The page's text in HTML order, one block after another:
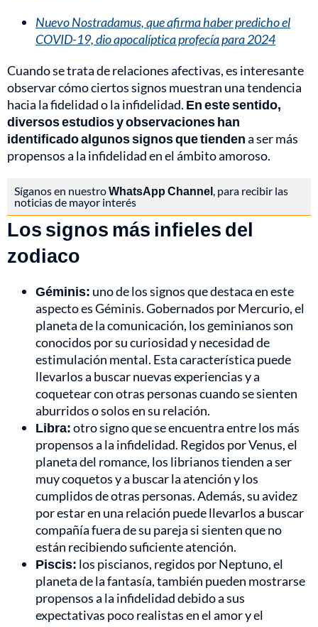
Nuevo Nostradamus, que afirma haber predicho el
COVID-19, dio apocalíptica profecía para 2024
Cuando se trata de relaciones afectivas, es interesante
observar cómo ciertos signos muestran una tendencia
hacia la fidelidad o la infidelidad. En este sentido,
diversos estudios y observaciones han
identificado algunos signos que tiendena ser más
propensos a la infidelidad en el ámbito amoroso.
Síganos en nuestroWhatsApp Channel, para recibir las
noticias de mayor interés
Los signos más infieles del
zodiaco
Géminis: uno de los signos que destaca en este
aspecto es Géminis. Gobernados por Mercurio, el
planeta de la comunicación, los geminianos son
conocidos por su curiosidad y necesidad de
estimulación mental. Esta característica puede
llevarlos a buscar nuevas experiencias y a
coquetear con otras personas cuando se sienten
aburridos o solos en su relación.
Libra:otro signo que se encuentra entre los más
propensos a la infidelidad. Regidos por Venus, el
planeta del romance, los librianos tienden a ser
muy coquetos y a buscar la atención y los
cumplidos de otras personas. Además, su avidez
por estar en una relación puede llevarlos a buscar
compañía fuera de su pareja si sienten que no
están recibiendo suficiente atención.
Piscis: los piscianos, regidos por Neptuno, el
planeta de la fantasía, también pueden mostrarse
propensos a la infidelidad debido a sus
expectativas poco realistas en el amor y el